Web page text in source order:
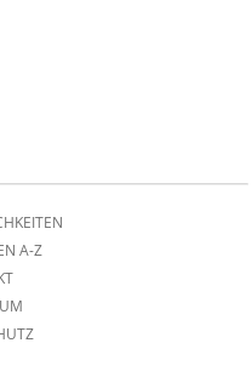
A-Z